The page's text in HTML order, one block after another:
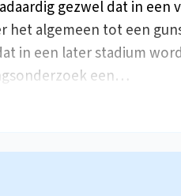
gezwel dat in
het algemeen tot een
in een later stadium
een…